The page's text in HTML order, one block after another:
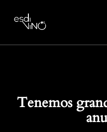
Tenemos